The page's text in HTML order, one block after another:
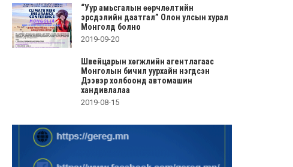
“Уур амьсгалын өөрчлөлтийн
эрсдэлийн даатгал” Олон улсын хурал
Монголд болно
2019-09-20
Швейцарын хөгжлийн агентлагаас
Монголын бичил уурхайн нэгдсэн
Дээвэр холбоонд автомашин
хандивлалаа
2019-08-15